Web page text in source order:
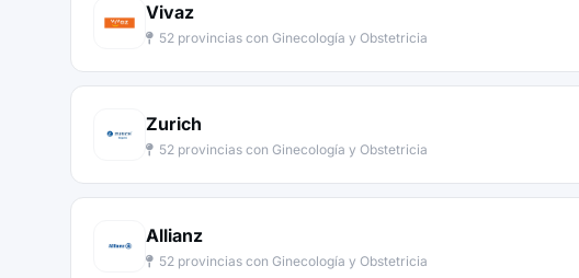
Vivaz
52 provincias con Ginecología y Obstetricia
Zurich
52 provincias con Ginecología y Obstetricia
Allianz
52 provincias con Ginecología y Obstetricia